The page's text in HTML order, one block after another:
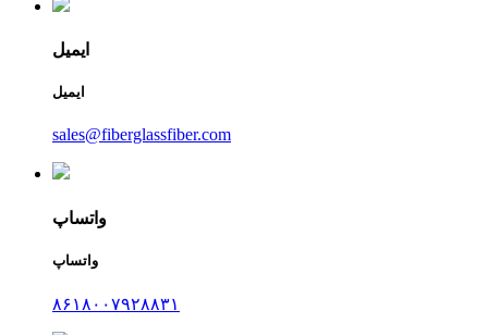
ایمیل
ایمیل
sales@fiberglassfiber.com
واتساپ
واتساپ
۸۶۱۸۰۰۷۹۲۸۸۳۱